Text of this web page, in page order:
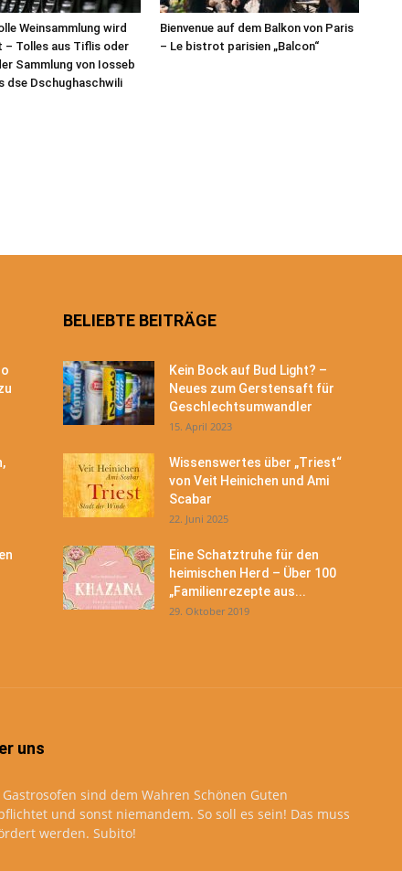
Weinsammlung wird
– Tolles aus Tiflis oder
Sammlung von Iosseb
dse Dschughaschwili
Bienvenue auf dem Balkon von Paris
– Le bistrot parisien „Balcon“
BELIEBTE BEITRÄGE
Kein Bock auf Bud Light? –
Neues zum Gerstensaft für
Geschlechtsumwandler
15. April 2023
Wissenswertes über „Triest“
von Veit Heinichen und Ami
Scabar
22. Juni 2025
Eine Schatztruhe für den
heimischen Herd – Über 100
„Familienrezepte aus...
29. Oktober 2019
uns
sind dem Wahren Schönen Guten
und sonst niemandem. So soll es sein! Das muss
werden. Subito!